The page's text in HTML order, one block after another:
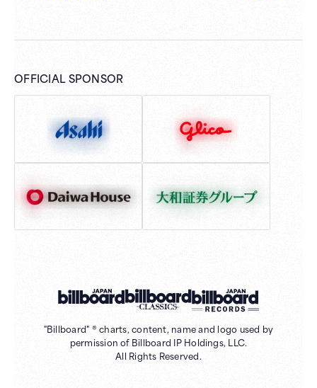
OFFICIAL SPONSOR
"Billboard" ® charts, content, name and logo used by
permission of Billboard IP Holdings, LLC.
All Rights Reserved.